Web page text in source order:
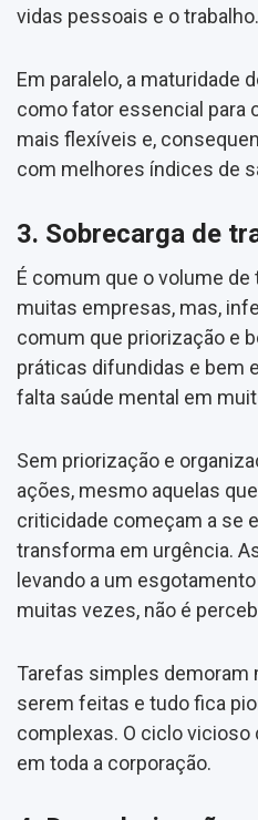
vidas pessoais e o trabalho.
Em paralelo, a maturidade
como fator essencial para
mais flexíveis e,
com melhores índices de
3. Sobrecarga de
É comum que o volume
muitas empresas, mas,
comum que priorização e
práticas difundidas e bem
falta saúde mental em
Sem priorização e
ações, mesmo aquelas
criticidade começam a se
transforma em urgência.
levando a um
muitas vezes, não é
Tarefas simples demoram
serem feitas e tudo fica
complexas. O ciclo vicioso
em toda a corporação.